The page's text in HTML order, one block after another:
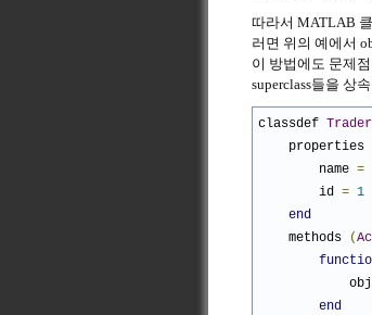
따라서 MATLAB
러면 위의 예에서
이 방법에도 문제
superclass들을 상
classdef Trader
properties
name =
id = 1
end
methods
(
obj
end